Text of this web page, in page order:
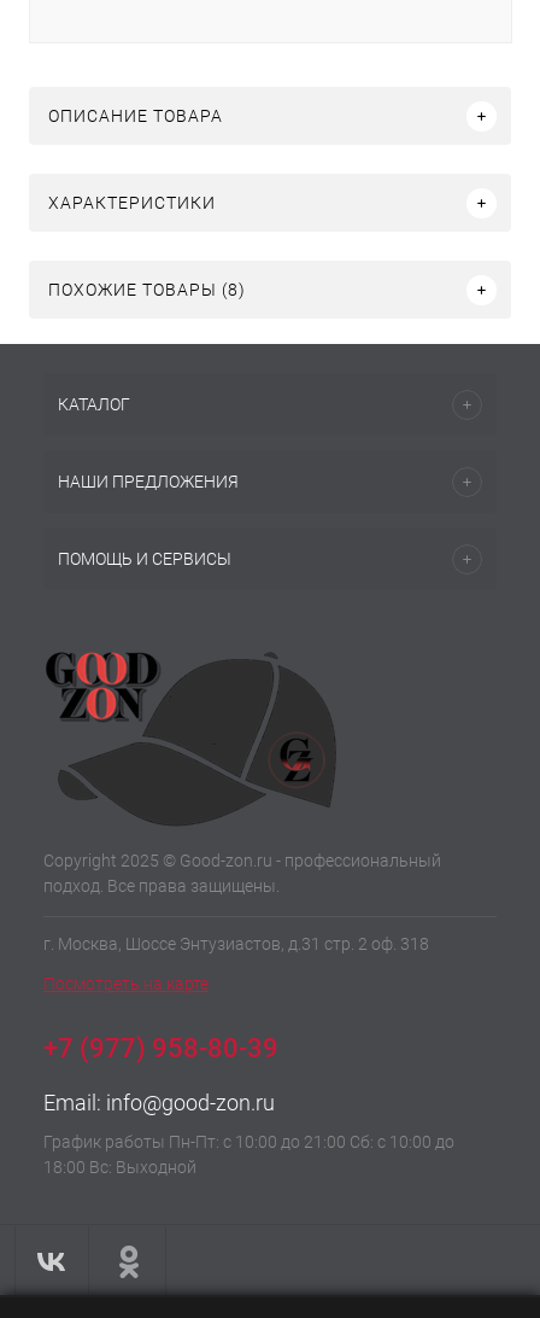
ОПИСАНИЕ ТОВАРА
ХАРАКТЕРИСТИКИ
ПОХОЖИЕ ТОВАРЫ (8)
КАТАЛОГ
НАШИ ПРЕДЛОЖЕНИЯ
ПОМОЩЬ И СЕРВИСЫ
Copyright 2025 © Good-zon.ru - профессиональный
подход. Все права защищены.
г. Москва, Шоссе Энтузиастов, д.31 стр. 2 оф. 318
Посмотреть на карте
+7 (977) 958-80-39
Email: info@good-zon.ru
График работы Пн-Пт: с 10:00 до 21:00 Сб: с 10:00 до
18:00 Вс: Выходной